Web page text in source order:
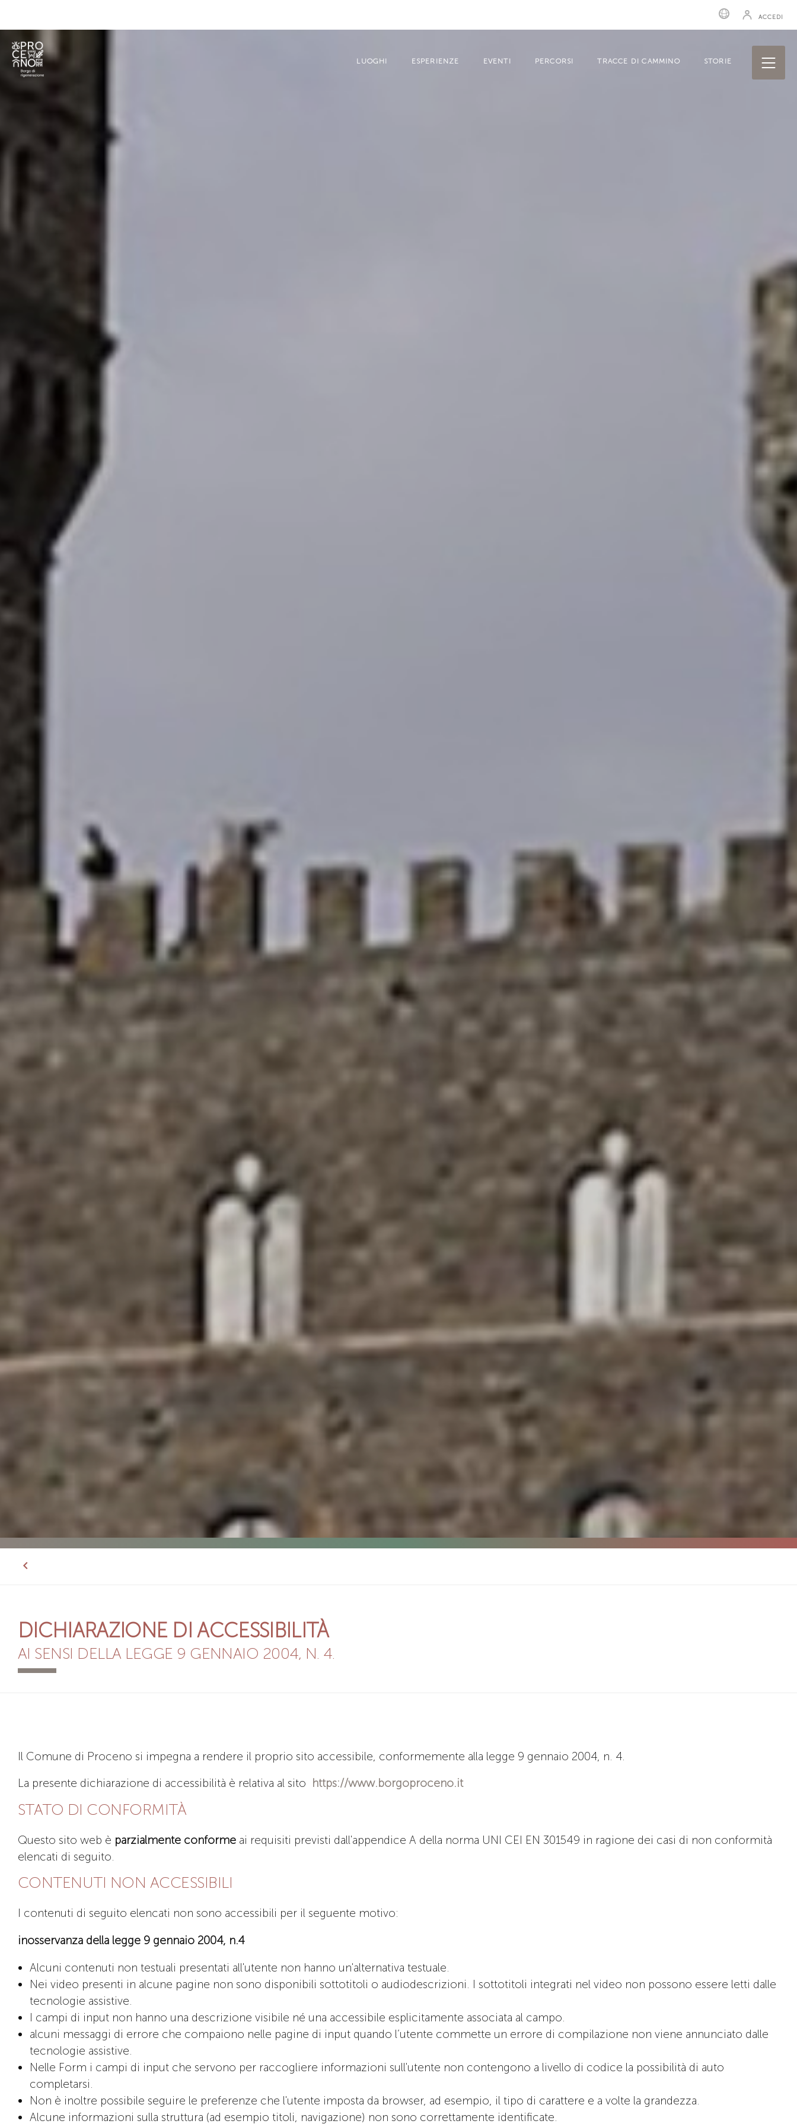
LUOGHI ESPERIENZE EVENTI PERCORSI TRACCE DI CAMMINO STORIE
ACCEDI
DICHIARAZIONE DI ACCESSIBILITÀ
AI SENSI DELLA LEGGE 9 GENNAIO 2004, N. 4.
Il Comune di Proceno si impegna a rendere il proprio sito accessibile, conformemente alla legge 9 gennaio 2004, n. 4.
La presente dichiarazione di accessibilità è relativa al sito https://www.borgoproceno.it
STATO DI CONFORMITÀ
Questo sito web è parzialmente conforme ai requisiti previsti dall'appendice A della norma UNI CEI EN 301549 in ragione dei casi di non conformità
elencati di seguito.
CONTENUTI NON ACCESSIBILI
I contenuti di seguito elencati non sono accessibili per il seguente motivo:
inosservanza della legge 9 gennaio 2004, n.4
Alcuni contenuti non testuali presentati all'utente non hanno un'alternativa testuale.
Nei video presenti in alcune pagine non sono disponibili sottotitoli o audiodescrizioni. I sottotitoli integrati nel video non possono essere letti dalle
tecnologie assistive.
I campi di input non hanno una descrizione visibile né una accessibile esplicitamente associata al campo.
alcuni messaggi di errore che compaiono nelle pagine di input quando l’utente commette un errore di compilazione non viene annunciato dalle
tecnologie assistive.
Nelle Form i campi di input che servono per raccogliere informazioni sull'utente non contengono a livello di codice la possibilità di auto
completarsi.
Non è inoltre possibile seguire le preferenze che l'utente imposta da browser, ad esempio, il tipo di carattere e a volte la grandezza.
Alcune informazioni sulla struttura (ad esempio titoli, navigazione) non sono correttamente identificate.